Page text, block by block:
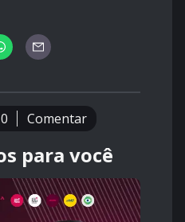
0 Comentar
para você